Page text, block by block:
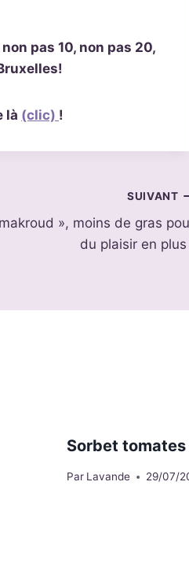
pas 10, non pas 20,
là (clic) !
SUIVANT
», moins de gras
du plaisir en plus
Sorbet tomates
Par Lavande 29/07/